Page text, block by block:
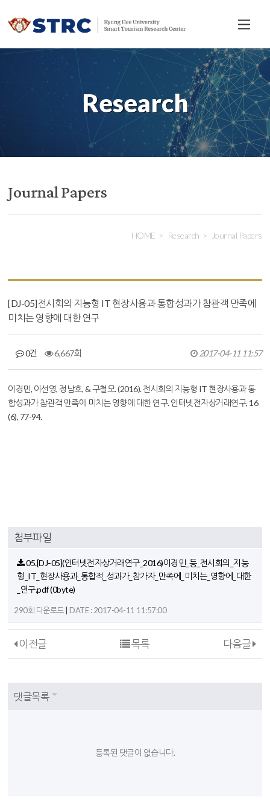
전
체
메
뉴
Research
Journal Papers
HOME Research Journal Papers
[DJ-05]전시회의 지능형 IT 현장사용과 통합성과가 참관객 만족에
미치는 영향에 대한 연구
0건 6,667회 2017-04-11 11:57
본문
이경민, 이선영, 정남호, & 구철모. (2016). 전시회의 지능형 IT 현장사용과 통
합성과가 참관객 만족에 미치는 영향에 대한 연구.인터넷전자상거래연구, 16
(6), 77-94.
첨부파일
05.[DJ-05](인터넷전자상거래연구_2016)이경민_등_전시회의_지능
형_IT_현장사용과_통합적_성과가_참가자_만족에_미치는_영향에_대한
_연구.pdf(0byte)
290회 다운로드| DATE : 2017-04-11 11:57:00
이전글 다음글
목록
댓글목록
등록된 댓글이 없습니다.